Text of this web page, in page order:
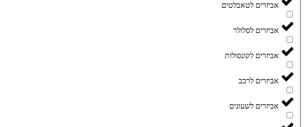
אביזרים לטאבלטים
אביזרים לסלולר
אביזרים לקונסולות
אביזרים לרכב
אביזרים לשעונים